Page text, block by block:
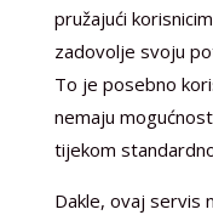
pružajući
zadovolje svoju
To je posebno
nemaju
tijekom
Dakle, ovaj servis